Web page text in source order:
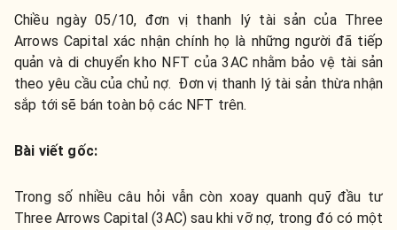
Chiều ngày 05/10, đơn vị thanh lý tài sản của Three
Arrows Capital xác nhận chính họ là những người đã tiếp
quản và di chuyển kho NFT của 3AC nhằm bảo vệ tài sản
theo yêu cầu của chủ nợ. Đơn vị thanh lý tài sản thừa nhận
sắp tới sẽ bán toàn bộ các NFT trên.
Bài viết gốc:
Trong số nhiều câu hỏi vẫn còn xoay quanh quỹ đầu tư
Three Arrows Capital (3AC) sau khi vỡ nợ, trong đó có một